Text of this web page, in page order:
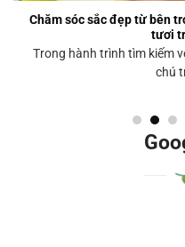
Chăm sóc sắc đẹp từ bên
tươi
Trong hành trình tìm kiếm
chú